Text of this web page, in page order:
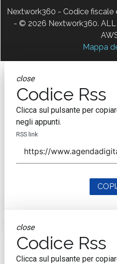
Nextwork360 - Codice fiscale
- © 2026 Nextwork360. ALL
Mappa
close
Codice Rss
Clicca sul pulsante per
negli appunti.
RSS link
close
Codice Rss
Clicca sul pulsante per